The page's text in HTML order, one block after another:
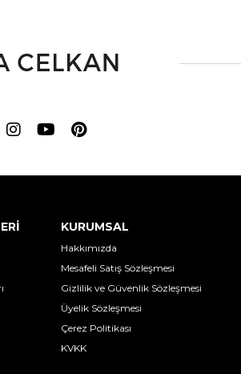
KURUMSAL
Hakkımızda
Mesafeli Satış Sözleşmesi
Gizlilik ve Güvenlik Sözleşmesi
Üyelik Sözleşmesi
Çerez Politikası
KVKK